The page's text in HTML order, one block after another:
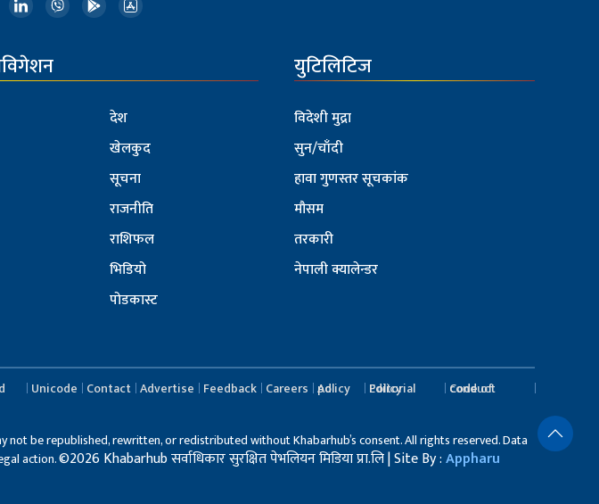
देश
खेलकुद
सूचना
राजनीति
राशिफल
भिडियो
पोडकास्ट
युटिलिटिज
विदेशी मुद्रा
सुन/चाँदी
हावा गुणस्तर सूचकांक
मौसम
तरकारी
नेपाली क्यालेन्डर
Unicode Contact Advertise Feedback Careers Ad policy Editorial Policy
Code of conduct
not be republished, rewritten, or redistributed without Khabarhub’s consent. All rights reserved. Data
action.©2026 Khabarhub सर्वाधिकार सुरक्षित पेभलियन मिडिया प्रा.लि | Site By :Appharu